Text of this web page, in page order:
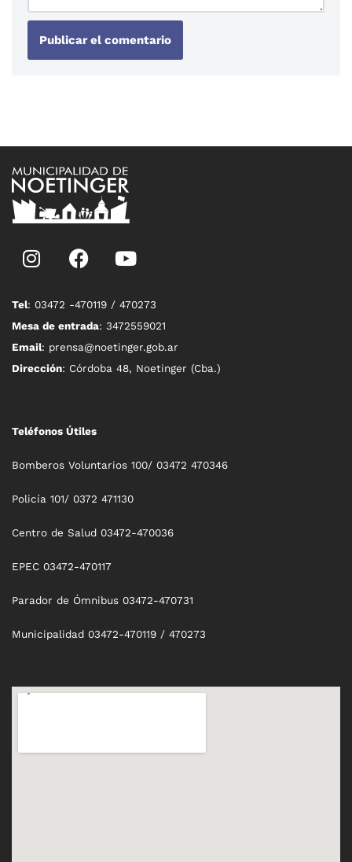
Tel: 03472 -470119 / 470273
Mesa de entrada: 3472559021
Email: prensa@noetinger.gob.ar
Dirección: Córdoba 48, Noetinger (Cba.)
Teléfonos Útiles
Bomberos Voluntarios 100/ 03472 470346
Policía 101/ 0372 471130
Centro de Salud 03472-470036
EPEC 03472-470117
Parador de Ómnibus 03472-470731
Municipalidad 03472-470119 / 470273